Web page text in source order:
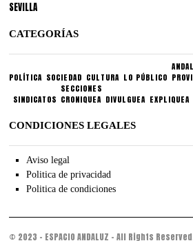
SEVILLA
CATEGORÍAS
POLÍTICA SOCIEDAD CULTURA LO PÚBLICO
SINDICATOS
SECCIONES
CRONIQUEA DIVULGUEA EXPLIQUEA
CONDICIONES LEGALES
Aviso legal
Politica de privacidad
Politica de condiciones
© 2023 - ESPACIO ANDALUZ - All Rights